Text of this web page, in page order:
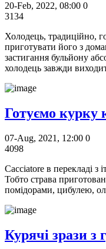
20-Feb, 2022, 08:00 0
3134
Холодець, традиційно,
приготувати його з
застигання бульйону
холодець завжди
Готуємо курку
07-Aug, 2021, 12:00 0
4098
Cacciatore в перекладі з
Тобто страва
помідорами, цибулею,
Курячі зрази з